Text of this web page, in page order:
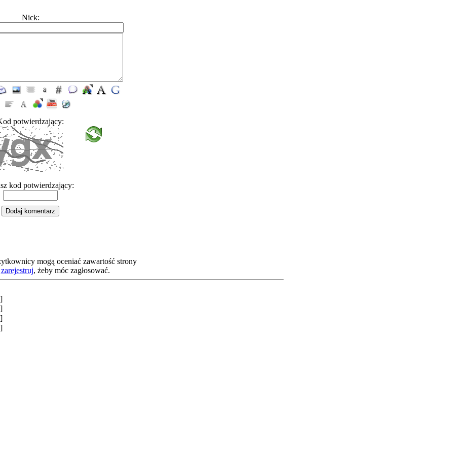
Nick:
potwierdzający:
kod potwierdzający:
mogą oceniać zawartość strony
zarejestruj, żeby móc zagłosować.